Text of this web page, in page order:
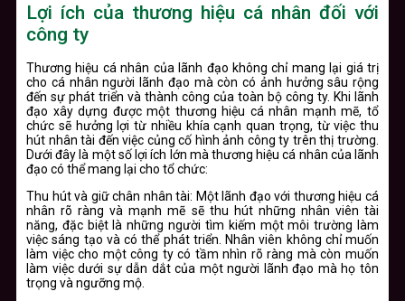
Lợi ích của thương hiệu cá nhân đối với
công ty
Thương hiệu cá nhân của lãnh đạo không chỉ mang lại giá trị
cho cá nhân người lãnh đạo mà còn có ảnh hưởng sâu rộng
đến sự phát triển và thành công của toàn bộ công ty. Khi lãnh
đạo xây dựng được một thương hiệu cá nhân mạnh mẽ, tổ
chức sẽ hưởng lợi từ nhiều khía cạnh quan trọng, từ việc thu
hút nhân tài đến việc củng cố hình ảnh công ty trên thị trường.
Dưới đây là một số lợi ích lớn mà thương hiệu cá nhân của lãnh
đạo có thể mang lại cho tổ chức:
Thu hút và giữ chân nhân tài: Một lãnh đạo với thương hiệu cá
nhân rõ ràng và mạnh mẽ sẽ thu hút những nhân viên tài
năng, đặc biệt là những người tìm kiếm một môi trường làm
việc sáng tạo và có thể phát triển. Nhân viên không chỉ muốn
làm việc cho một công ty có tầm nhìn rõ ràng mà còn muốn
làm việc dưới sự dẫn dắt của một người lãnh đạo mà họ tôn
trọng và ngưỡng mộ.